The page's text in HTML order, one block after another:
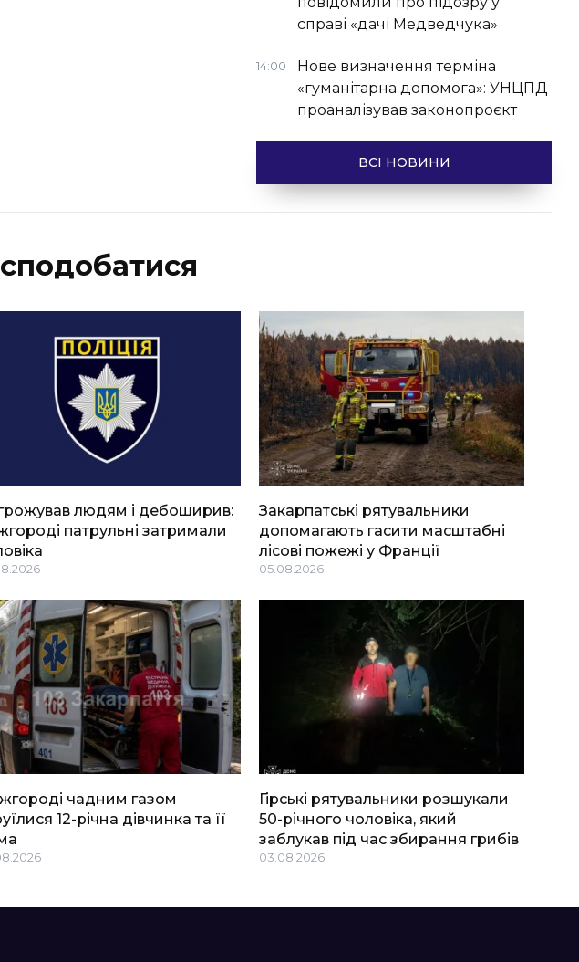
справі «дачі Медведчука»
14:00
Нове визначення терміна
«гуманітарна допомога»: УНЦПД
проаналізував законопроєкт
ВСІ НОВИНИ
людям і дебоширив:
патрульні затримали
Закарпатські рятувальники
допомагають гасити масштабні
лісові пожежі у Франції
05.08.2026
чадним газом
12-річна дівчинка та її
Гірські рятувальники розшукали
50-річного чоловіка, який
заблукав під час збирання грибів
03.08.2026